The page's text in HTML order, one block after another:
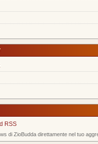
RSS
di ZioBudda direttamente nel tuo